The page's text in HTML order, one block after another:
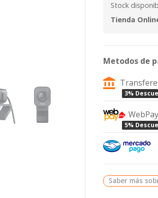
Stock
Tienda
Metodos de
3%
5%
Saber más